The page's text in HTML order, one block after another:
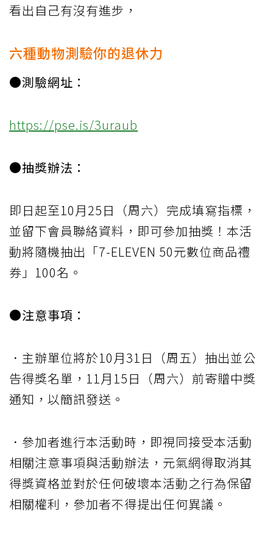
看出自己有沒有進步，
六種動物測驗你的退休力
●測驗網址：
https://pse.is/3uraub
●抽獎辦法：
即日起至10月25日（周六）完成填寫指標，
並留下會員聯絡資料，即可參加抽獎！本活
動將隨機抽出「7-ELEVEN 50元數位商品禮
券」100名。
●注意事項：
．主辦單位將於10月31日（周五）抽出並公
告得獎名單，11月15日（周六）前寄贈中獎
通知，以簡訊發送。
．參加者進行本活動時，即視同接受本活動
相關注意事項與活動辦法，元氣網得取消其
得獎資格並對於任何破壞本活動之行為保留
相關權利，參加者不得提出任何異議。